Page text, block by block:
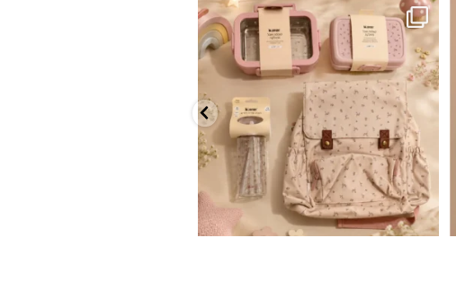
הקולקציה החדשה
9 4